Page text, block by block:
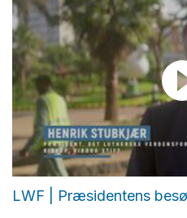
LWF | Præsidentens